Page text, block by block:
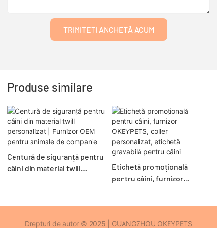
TRIMITEȚI ANCHETĂ ACUM
Produse similare
Centură de siguranță pentru
câini din material twill
Etichetă promoțională
pentru câini, furnizor
Drepturi de autor © 2025 | GUANGZHOU OKEYPETS